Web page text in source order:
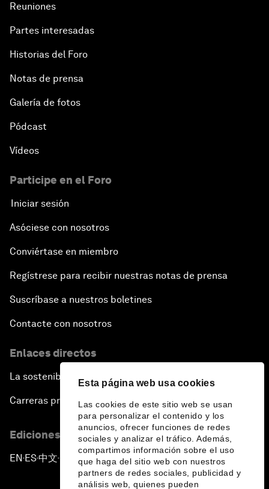
Esta página web usa cookies
Las cookies de este sitio web se usan
para personalizar el contenido y los
anuncios, ofrecer funciones de redes
sociales y analizar el tráfico. Además,
compartimos información sobre el uso
que haga del sitio web con nuestros
partners de redes sociales, publicidad y
análisis web, quienes pueden
Reuniones
Partes interesadas
Historias del Foro
Notas de prensa
Galería de fotos
Pódcast
Vídeos
Participe en el Foro
Iniciar sesión
Asóciese con nosotros
Conviértase en miembro
Regístrese para recibir nuestras notas de prensa
Suscríbase a nuestros boletines
Contacte con nosotros
Enlaces directos
La sostenibilidad en el Foro
Carreras profesionales
Ediciones en otros idiomas
EN ▪ ES▪中文▪ 日本語